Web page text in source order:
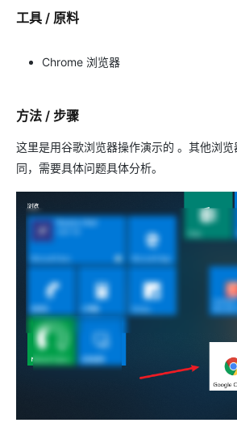
工具 / 原料
Chrome 浏览器
方法 / 步骤
这里是用谷歌浏览器操作演示的 。其他浏
同，需要具体问题具体分析。